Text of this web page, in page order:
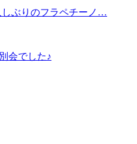
しぶりのフラペチーノ…
会でした♪